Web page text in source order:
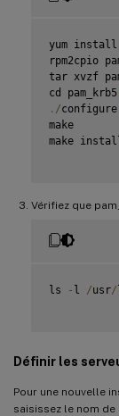
yum install
rpm2cpio
tar xvzf
cd pam_krb5
. /configure
make
make install
Vérifiez que
ls - l /usr/
Définir les
Pour une nouvelle
saisissez le nom de